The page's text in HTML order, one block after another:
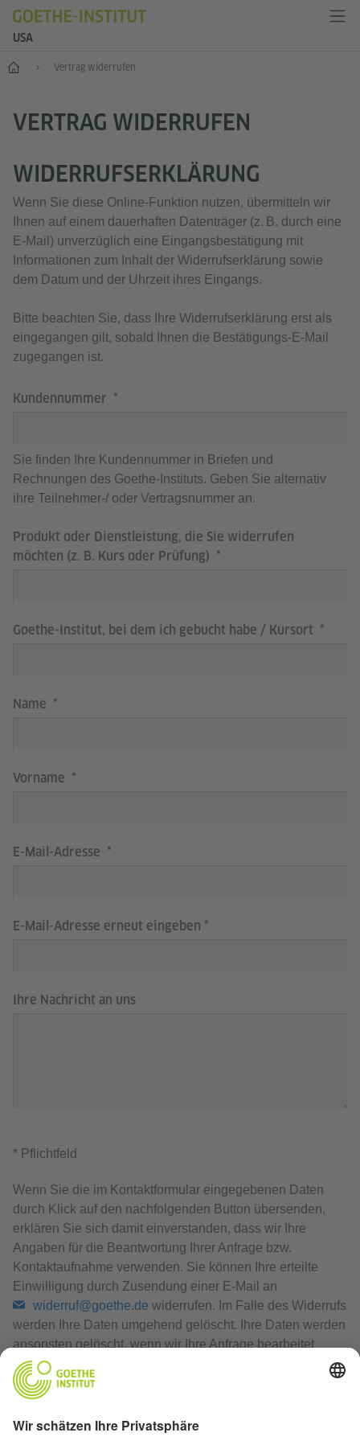
USA
Start Vertrag widerrufen
VERTRAG WIDERRUFEN
WIDERRUFSERKLÄRUNG
Wenn Sie diese Online‑Funktion nutzen, übermitteln wir
Ihnen auf einem dauerhaften Datenträger (z. B. durch eine
E‑Mail) unverzüglich eine Eingangsbestätigung mit
Informationen zum Inhalt der Widerrufserklärung sowie
dem Datum und der Uhrzeit ihres Eingangs.
Bitte beachten Sie, dass Ihre Widerrufserklärung erst als
eingegangen gilt, sobald Ihnen die Bestätigungs‑E‑Mail
zugegangen ist.
Kundennummer
Sie finden Ihre Kundennummer in Briefen und
Rechnungen des Goethe-Instituts. Geben Sie alternativ
ihre Teilnehmer-/ oder Vertragsnummer an.
Produkt oder Dienstleistung, die Sie widerrufen
möchten (z. B. Kurs oder Prüfung)
Goethe-Institut, bei dem ich gebucht habe / Kursort
Name
Vorname
E-Mail-Adresse
E-Mail-Adresse erneut eingeben
Ihre Nachricht an uns
* Pflichtfeld
Wenn Sie die im Kontaktformular eingegebenen Daten
durch Klick auf den nachfolgenden Button übersenden,
erklären Sie sich damit einverstanden, dass wir Ihre
Angaben für die Beantwortung Ihrer Anfrage bzw.
Kontaktaufnahme verwenden. Sie können Ihre erteilte
Einwilligung durch Zusendung einer E-Mail an
widerruf@goethe.de widerrufen. Im Falle des Widerrufs
werden Ihre Daten umgehend gelöscht. Ihre Daten werden
ansonsten gelöscht, wenn wir Ihre Anfrage bearbeitet
haben oder der Zweck der Speicherung entfallen ist.
Datenschutzerklärung